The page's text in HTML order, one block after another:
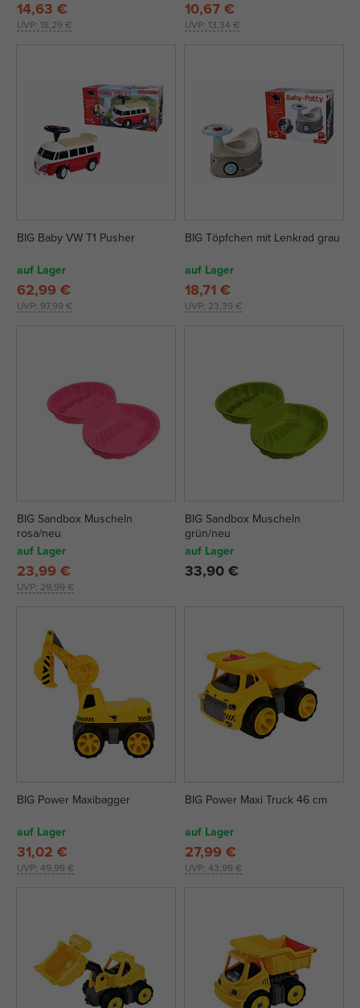
UVP: 18,29 €
14,63 €
UVP: 13,34 €
10,67 €
BIG Baby VW T1 Pusher
auf Lager
UVP: 97,99 €
62,99 €
BIG Töpfchen mit Lenkrad grau
auf Lager
UVP: 23,39 €
18,71 €
BIG Sandbox Muscheln
rosa/neu
auf Lager
UVP: 29,99 €
23,99 €
BIG Sandbox Muscheln
grün/neu
auf Lager
33,90 €
BIG Power Maxibagger
auf Lager
UVP: 49,99 €
31,02 €
BIG Power Maxi Truck 46 cm
auf Lager
UVP: 43,99 €
27,99 €